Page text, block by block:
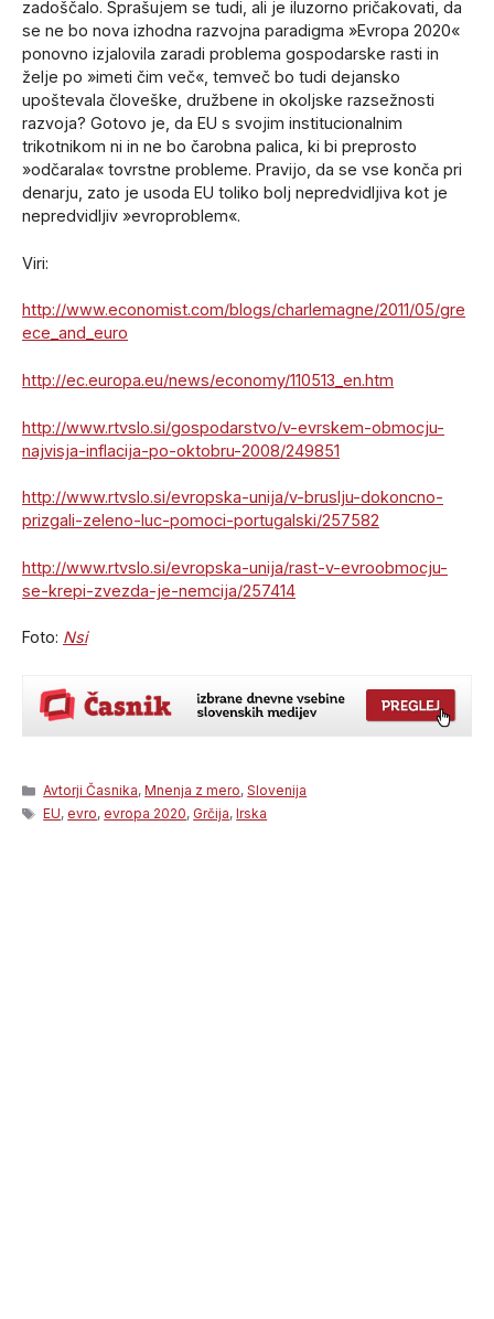
zadoščalo. Sprašujem se tudi, ali je iluzorno pričakovati, da
se ne bo nova izhodna razvojna paradigma »Evropa 2020«
ponovno izjalovila zaradi problema gospodarske rasti in
želje po »imeti čim več«, temveč bo tudi dejansko
upoštevala človeške, družbene in okoljske razsežnosti
razvoja? Gotovo je, da EU s svojim institucionalnim
trikotnikom ni in ne bo čarobna palica, ki bi preprosto
»odčarala« tovrstne probleme. Pravijo, da se vse konča pri
denarju, zato je usoda EU toliko bolj nepredvidljiva kot je
nepredvidljiv »evroproblem«.
Viri:
http://www.economist.com/blogs/charlemagne/2011/05/gre
ece_and_euro
http://ec.europa.eu/news/economy/110513_en.htm
http://www.rtvslo.si/gospodarstvo/v-evrskem-obmocju-
najvisja-inflacija-po-oktobru-2008/249851
http://www.rtvslo.si/evropska-unija/v-bruslju-dokoncno-
prizgali-zeleno-luc-pomoci-portugalski/257582
http://www.rtvslo.si/evropska-unija/rast-v-evroobmocju-
se-krepi-zvezda-je-nemcija/257414
Foto: Nsi
Categories
Avtorji Časnika,Mnenja z mero,Slovenija
Tags
EU, evro, evropa 2020, Grčija,Irska